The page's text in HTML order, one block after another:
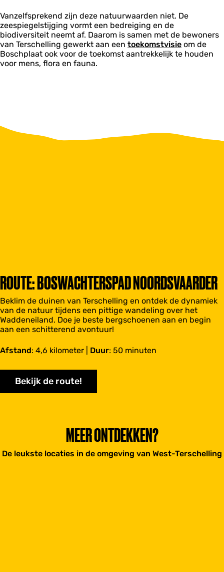
Vanzelfsprekend zijn deze natuurwaarden niet. De
zeespiegelstijging vormt een bedreiging en de
biodiversiteit neemt af. Daarom is samen met de bewoners
van Terschelling gewerkt aan een toekomstvisie om de
Boschplaat ook voor de toekomst aantrekkelijk te houden
voor mens, flora en fauna.
ROUTE: BOSWACHTERSPAD NOORDSVAARDER
Beklim de duinen van Terschelling en ontdek de dynamiek
van de natuur tijdens een pittige wandeling over het
Waddeneiland. Doe je beste bergschoenen aan en begin
aan een schitterend avontuur!
Afstand: 4,6 kilometer | Duur: 50 minuten
Bekijk de route!
MEER ONTDEKKEN?
De leukste locaties in de omgeving van West-Terschelling